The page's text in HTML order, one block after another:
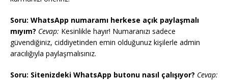
Soru: WhatsApp numaramı herkese açık paylaşmalı
mıyım? Cevap: Kesinlikle hayır! Numaranızı sadece
güvendiğiniz, ciddiyetinden emin olduğunuz kişilerle admin
aracılığıyla paylaşmalısınız.
Soru: Sitenizdeki WhatsApp butonu nasıl çalışıyor? Cevap: